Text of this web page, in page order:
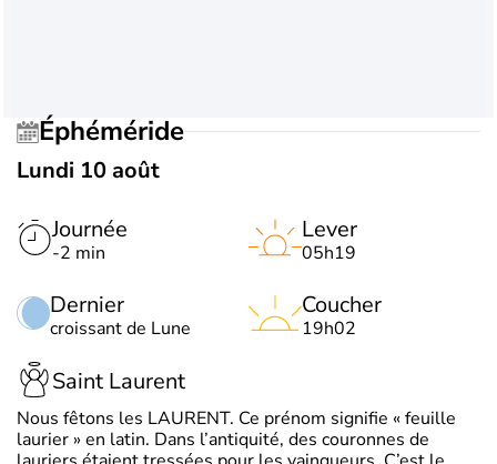
Éphéméride
Lundi 10 août
Journée
-2 min
Dernier
croissant de Lune
Lever
05h19
Coucher
19h02
Saint Laurent
Nous fêtons les LAURENT. Ce prénom signifie « feuille
laurier » en latin. Dans l’antiquité, des couronnes de